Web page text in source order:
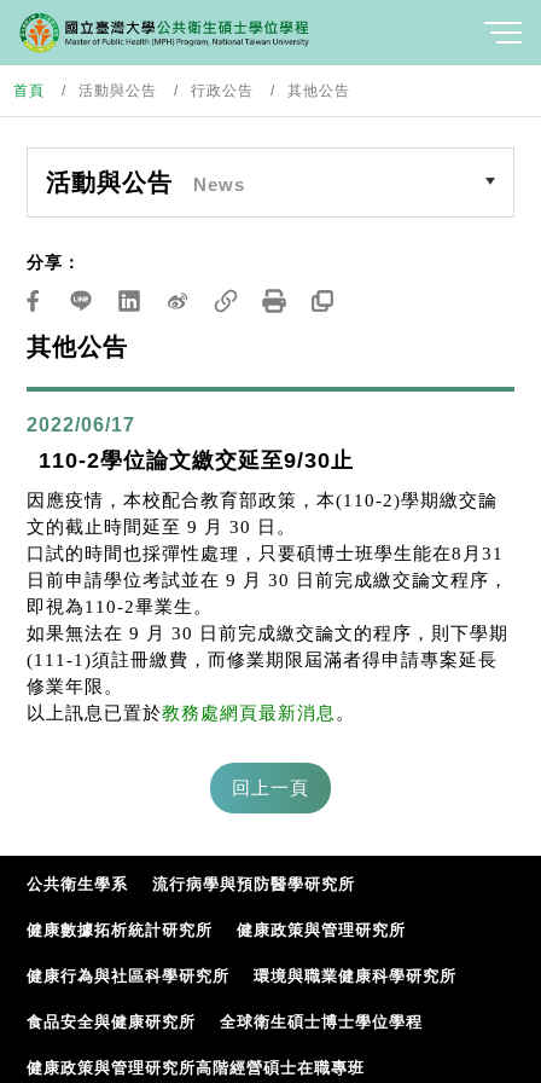
首頁 活動與公告 行政公告 其他公告
活動與公告 News
其他公告
分享：
2022/06/17
110-2學位論文繳交延至9/30止
因應疫情，本校配合教育部政策，本(110-2)學期繳交論
文的截止時間延至 9 月 30
日。
口試的時間也採彈性處理，只要碩博士班學生能在8 月31
日前申請學位考試並在 9 月 30
日前完成繳交論文程序，
即視為110-2畢業生。
如果無法在 9 月 30
日前完成繳交論文的程序，則下學期
(111-1)須註冊繳費，而修業期限屆滿者得申請專案延長
修業年限。
以上訊息已置於教務處網頁最新消息 。
公共衛生學系 流行病學與預防醫學研究所
健康數據拓析統計研究所 健康政策與管理研究所
健康行為與社區科學研究所 環境與職業健康科學研究所
食品安全與健康研究所 全球衛生碩士博士學位學程
健康政策與管理研究所高階經營碩士在職專班